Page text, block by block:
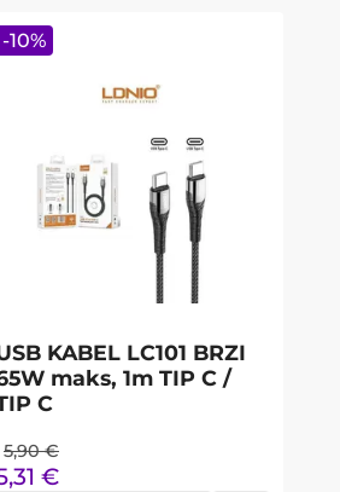
KABEL LC101 BRZI
maks, 1m TIP C /
C
5,90 €
€
-10%